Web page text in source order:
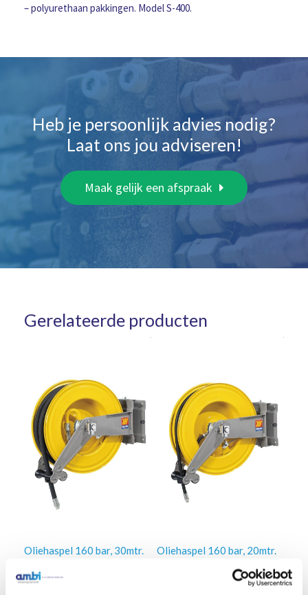
– polyurethaan pakkingen. Model S-400.
Heb je persoonlijk advies nodig?
Laat ons jou adviseren!
Maak gelijk een afspraak
Gerelateerde producten
Oliehaspel 160 bar, 30mtr.
€1.011,00
Oliehaspel 160 bar, 20mtr.